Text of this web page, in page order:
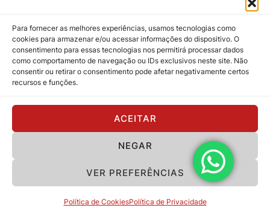
Para fornecer as melhores experiências, usamos tecnologias como
cookies para armazenar e/ou acessar informações do dispositivo. O
consentimento para essas tecnologias nos permitirá processar dados
como comportamento de navegação ou IDs exclusivos neste site. Não
consentir ou retirar o consentimento pode afetar negativamente certos
recursos e funções.
ACEITAR
NEGAR
VER PREFERÊNCIAS
Política de CookiesPolítica de Privacidade
Política de Privacidade